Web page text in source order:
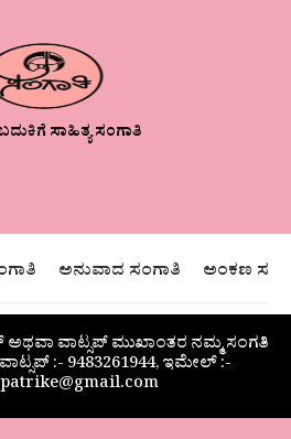
ಸಾಹಿತ್ಯ ಸಂಗಾತಿ
ಅನುವಾದ ಸಂಗಾತಿ ಅಂಕಣ
ಅಥವಾ ವಾಟ್ಸಪ್ ಮುಖಾಂತರ ನಮ್ಮ ಸಂಗತಿ
:- 9483261944, ಇಮೇಲ್ :-